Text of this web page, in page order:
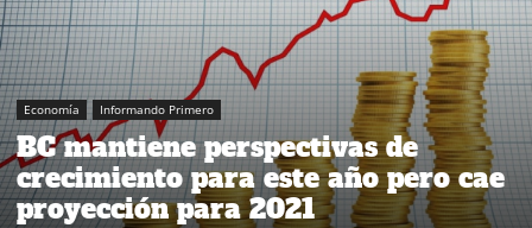
Economía Informando Primero
BC mantiene perspectivas de
crecimiento para este año pero cae
proyección para 2021